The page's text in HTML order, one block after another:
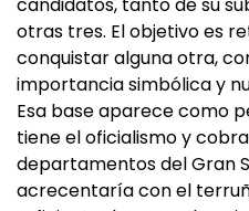
otras tres. El objetivo es
conquistar alguna otra,
importancia simbólica y
Esa base aparece como
tiene el oficialismo y
departamentos del Gran
acrecentaría con el